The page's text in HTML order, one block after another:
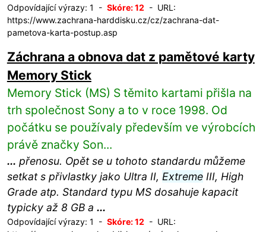
Odpovídající výrazy: 1 - Skóre: 12- URL:
https://www.zachrana-harddisku.cz/cz/zachrana-dat-
pametova-karta-postup.asp
Záchrana a obnova dat z pamětové karty
Memory Stick
Memory Stick (MS) S těmito kartami přišla na
trh společnost Sony a to v roce 1998. Od
počátku se používaly především ve výrobcích
právě značky Son...
... přenosu. Opět se u tohoto standardu můžeme
setkat s přivlastky jako Ultra II, ExtremeIII, High
Grade atp. Standard typu MS dosahuje kapacit
typicky až 8 GB a ...
Odpovídající výrazy: 1 - Skóre: 12- URL: